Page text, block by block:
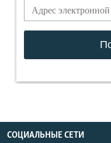
СОЦИАЛЬНЫЕ СЕТИ